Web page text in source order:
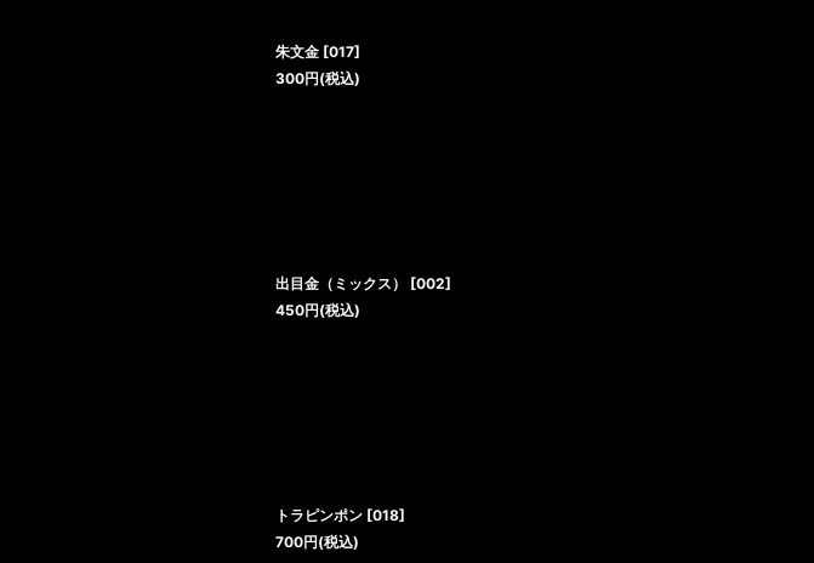
朱文金 [017]
300円(税込)
出目金（ミックス） [002]
450円(税込)
トラピンポン [018]
700円(税込)